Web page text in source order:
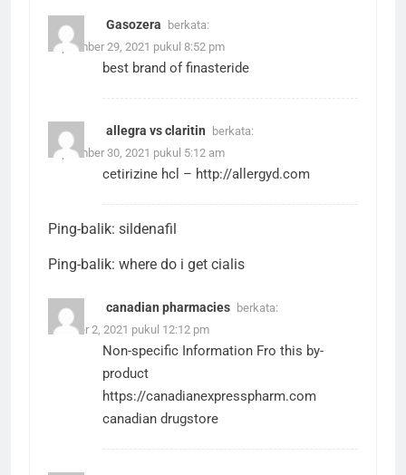
Gasozera
berkata:
September 29, 2021 pukul 8:52 pm
best brand of finasteride
allegra vs claritin
berkata:
September 30, 2021 pukul 5:12 am
cetirizine hcl – http://allergyd.com
Ping-balik: sildenafil
Ping-balik: where do i get cialis
canadian pharmacies berkata:
Oktober 2, 2021 pukul 12:12 pm
Non-specific Information Fro this by-
product
https://canadianexpresspharm.com
canadian drugstore